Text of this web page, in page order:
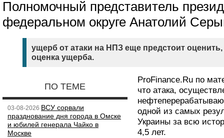
Полномочный представитель
федеральном округе Анатолий
ущерб от атаки на НПЗ еще предстоит
оценка ущерба.
ПО ТЕМЕ
03-08-2026 ВСУ сорвали
празднование дня города в Омске
и юбилей генерала Чайко в
Москве
ProFinance.Ru по
что атака,
одной из самых
Украины за всю
4,5 лет.